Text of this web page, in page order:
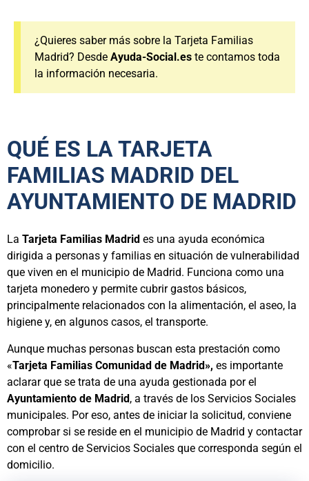
¿Quieres saber más sobre la Tarjeta Familias
Madrid? Desde Ayuda-Social.es te contamos toda
la información necesaria.
QUÉ ES LA TARJETA
FAMILIAS MADRID DEL
AYUNTAMIENTO DE MADRID
La Tarjeta Familias Madrid es una ayuda económica
dirigida a personas y familias en situación de vulnerabilidad
que viven en el municipio de Madrid. Funciona como una
tarjeta monedero y permite cubrir gastos básicos,
principalmente relacionados con la alimentación, el aseo, la
higiene y, en algunos casos, el transporte.
Aunque muchas personas buscan esta prestación como
«Tarjeta Familias Comunidad de Madrid», es importante
aclarar que se trata de una ayuda gestionada por el
Ayuntamiento de Madrid, a través de los Servicios Sociales
municipales. Por eso, antes de iniciar la solicitud, conviene
comprobar si se reside en el municipio de Madrid y contactar
con el centro de Servicios Sociales que corresponda según el
domicilio.